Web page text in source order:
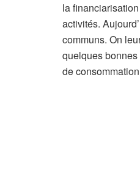
la
activités.
communs. On
quelques
de